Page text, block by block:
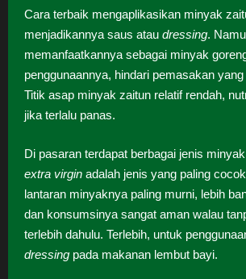
Cara terbaik mengaplikasikan minyak
menjadikannya saus atau dressing.
memanfaatkannya sebagai minyak
penggunaannya, hindari pemasakan
Titik asap minyak zaitun relatif rendah,
jika terlalu panas.
Di pasaran terdapat berbagai jenis
extra virgin adalah jenis yang paling
lantaran minyaknya paling murni, lebih
dan konsumsinya sangat aman walau
terlebih dahulu. Terlebih, untuk
dressing pada makanan lembut bayi.